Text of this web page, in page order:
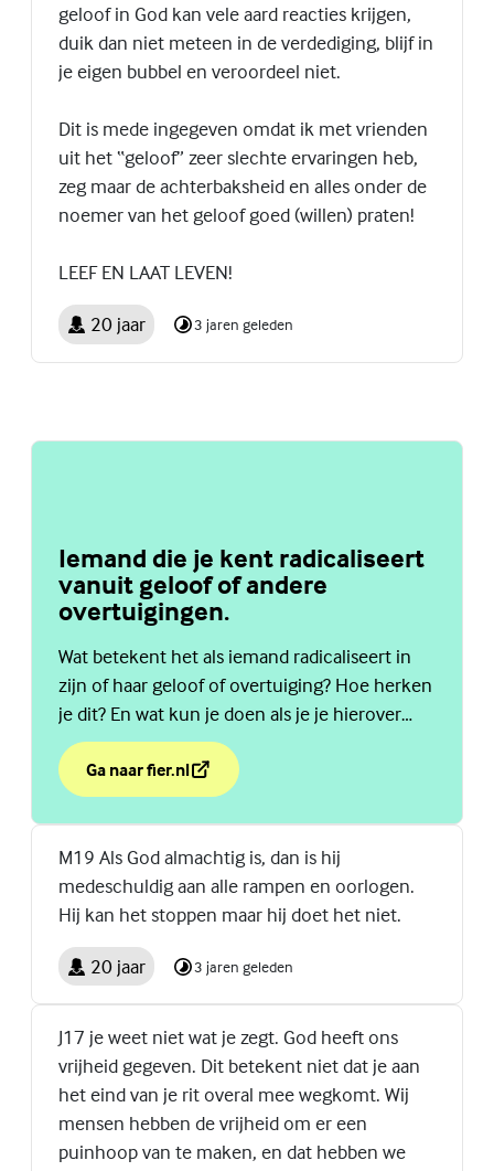
geloof in God kan vele aard reacties krijgen,
duik dan niet meteen in de verdediging, blijf in
je eigen bubbel en veroordeel niet.
Dit is mede ingegeven omdat ik met vrienden
uit het “geloof” zeer slechte ervaringen heb,
zeg maar de achterbaksheid en alles onder de
noemer van het geloof goed (willen) praten!
LEEF EN LAAT LEVEN!
20 jaar 3 jaren geleden
Iemand die je kent radicaliseert
vanuit geloof of andere
overtuigingen.
Wat betekent het als iemand radicaliseert in
zijn of haar geloof of overtuiging? Hoe herken
je dit? En wat kun je doen als je je hierover
zorgen maakt? Of bang bent?
Ga naar fier.nl
over Iemand die je kent radicaliseert vanuit geloof
(Externe link)
M19 Als God almachtig is, dan is hij
medeschuldig aan alle rampen en oorlogen.
Hij kan het stoppen maar hij doet het niet.
20 jaar 3 jaren geleden
J17 je weet niet wat je zegt. God heeft ons
vrijheid gegeven. Dit betekent niet dat je aan
het eind van je rit overal mee wegkomt. Wij
mensen hebben de vrijheid om er een
puinhoop van te maken, en dat hebben we